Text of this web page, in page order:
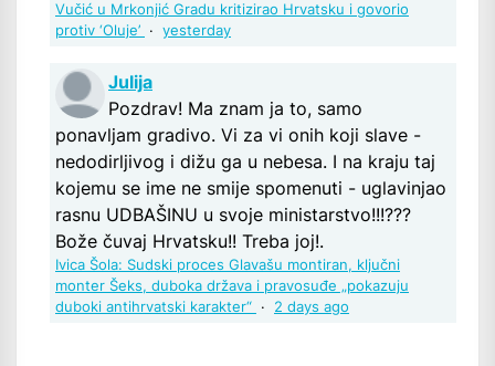
Vučić u Mrkonjić Gradu kritizirao Hrvatsku i govorio
protiv ‘Oluje’ · yesterday
Julija
Pozdrav! Ma znam ja to, samo
ponavljam gradivo. Vi za vi onih koji slave -
nedodirljivog i dižu ga u nebesa. I na kraju taj
kojemu se ime ne smije spomenuti - uglavinjao
rasnu UDBAŠINU u svoje ministarstvo!!!???
Bože čuvaj Hrvatsku!! Treba joj!.
Ivica Šola: Sudski proces Glavašu montiran, ključni
monter Šeks, duboka država i pravosuđe „pokazuju
duboki antihrvatski karakter“ · 2 days ago